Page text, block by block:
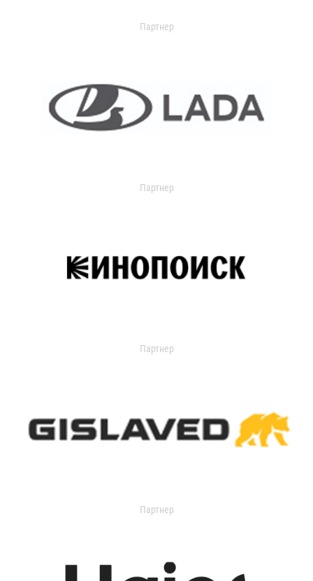
Партнер
Партнер
Партнер
Партнер